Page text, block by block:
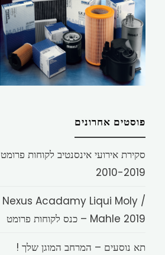
פוסטים אחרונים
סקירת אירועי אינסנטיב לקוחות פרומט
2010-2019
Nexus Acadamy Liqui Moly /
Mahle 2019 – כנס לקוחות פרומט
תא נוסעים – המרחב המוגן שלך !